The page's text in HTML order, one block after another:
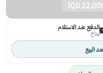
الدفع عند الاستلام
متاح
البيع